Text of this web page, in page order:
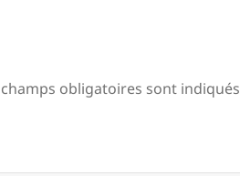
champs obligatoires sont indiqués